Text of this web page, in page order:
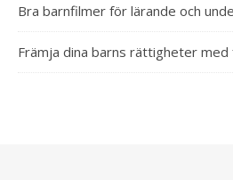
Bra barnfilmer för lärande och
Främja dina barns rättigheter